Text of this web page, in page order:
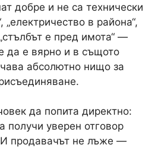
добре и не са технически
„електричество в района“,
е пред имота“ —
да е вярно и в същото
абсолютно нищо за
да попита директно:
получи уверен отговор
И продавачът не лъже —